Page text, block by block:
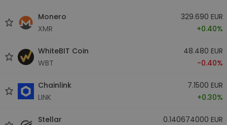
Monero
XMR
329.690 EUR
+0.40%
WhiteBIT Coin
WBT
48.480 EUR
-0.40%
Chainlink
LINK
7.1500 EUR
+0.30%
Stellar
0.140674000 EUR